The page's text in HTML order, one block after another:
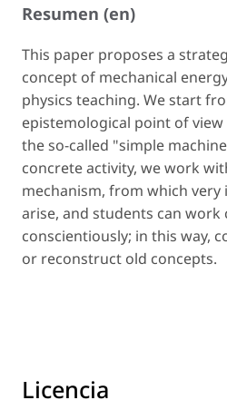
Resumen (en)
This paper proposes a
concept of mechanical
physics teaching. We start
epistemological point of
the so-called "simple
concrete activity, we work
mechanism, from which
arise, and students can work
conscientiously; in this way,
or reconstruct old concepts.
Licencia